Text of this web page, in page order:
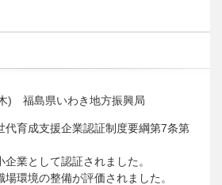
) 福島県いわき地方振興局
育成支援企業認証制度要綱第7条第
企業として認証されました。
環境の整備が評価されました。